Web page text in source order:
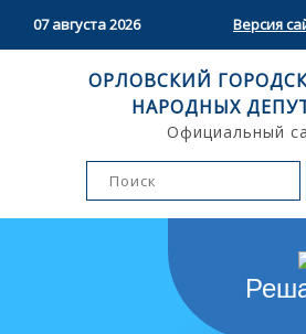
07 августа 2026 Версия
ОРЛОВСКИЙ
НАРОДНЫХ
Официальный